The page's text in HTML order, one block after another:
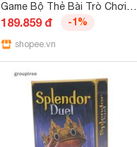
Game Bộ Thẻ Bài Trò Chơi
Splendor Duel-Card Cho 2
189.859 đ -1%
shopee.vn